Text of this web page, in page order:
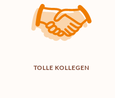
TOLLE KOLLEGEN